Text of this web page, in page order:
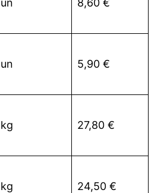
un 8,60 €
un 5,90 €
kg 27,80 €
kg 24,50 €